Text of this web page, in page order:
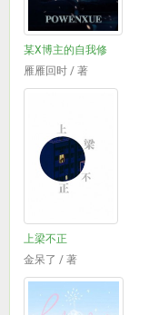
某X博主的自我修
雁雁回时 / 著
上梁不正
金呆了 / 著